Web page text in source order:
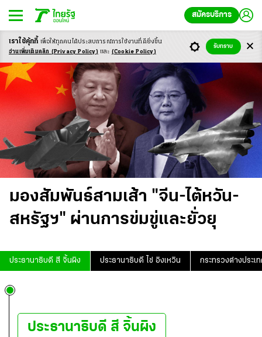
สมัครบริการ
มองสัมพันธ์สามเส้า "จีน-ไต้หวัน-
สหรัฐฯ" ผ่านการข่มขู่และยั่วยุ
ประธานาธิบดี สี จิ้นผิง ประธานาธิบดี ไช่ อิงเหวิน กระทรวงต่างประเ
ประธานาธิบดี สี จิ้นผิง
เราใช้คุ้กกี้ เพื่อให้ทุกคนได้ประสบการณ์การใช้งานที่ดียิ่งขึ้น
อ่านเพิ่มเติมคลิก (Privacy Policy) และ (Cookie Policy)
รับทราบ